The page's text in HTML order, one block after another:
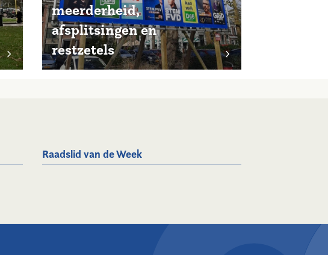
meerderheid,
afsplitsingen en
restzetels
Raadslid van de Week